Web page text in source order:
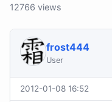
12766 views
frost444
User
2012-01-08 16:52